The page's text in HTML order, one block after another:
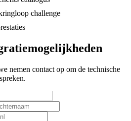
challenge
nemen contact op om de technische